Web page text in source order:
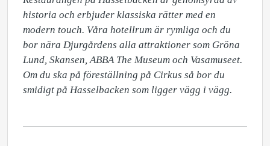
historia och erbjuder klassiska rätter med en
modern touch. Våra hotellrum är rymliga och du
bor nära Djurgårdens alla attraktioner som Gröna
Lund, Skansen, ABBA The Museum och Vasamuseet.
Om du ska på föreställning på Cirkus så bor du
smidigt på Hasselbacken som ligger vägg i vägg.